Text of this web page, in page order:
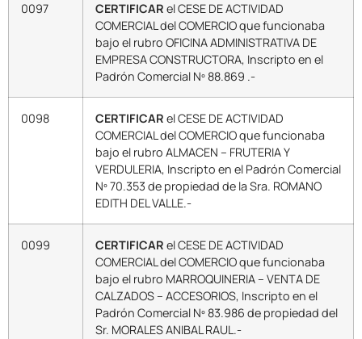
0097 CERTIFICAR el CESE DE ACTIVIDAD
COMERCIAL del COMERCIO que funcionaba
bajo el rubro OFICINA ADMINISTRATIVA DE
EMPRESA CONSTRUCTORA, Inscripto en el
Padrón Comercial Nº 88.869 .-
0098 CERTIFICAR el CESE DE ACTIVIDAD
COMERCIAL del COMERCIO que funcionaba
bajo el rubro ALMACEN – FRUTERIA Y
VERDULERIA, Inscripto en el Padrón Comercial
Nº 70.353 de propiedad de la Sra. ROMANO
EDITH DEL VALLE.-
0099 CERTIFICAR el CESE DE ACTIVIDAD
COMERCIAL del COMERCIO que funcionaba
bajo el rubro MARROQUINERIA – VENTA DE
CALZADOS – ACCESORIOS, Inscripto en el
Padrón Comercial Nº 83.986 de propiedad del
Sr. MORALES ANIBAL RAUL.-